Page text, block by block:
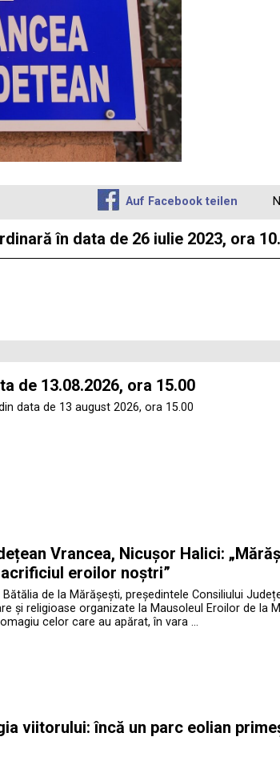
Auf Facebook teilen
în data de 26 iulie 2023, ora
de 13.08.2026, ora 15.00
data de 13 august 2026, ora 15.00
Vrancea, Nicușor Halici:
eroilor noștri”
de la Mărășești, președintele Consiliului
și religioase organizate la Mausoleul Eroilor de la
celor care au apărat, în vara …
viitorului: încă un parc eolian